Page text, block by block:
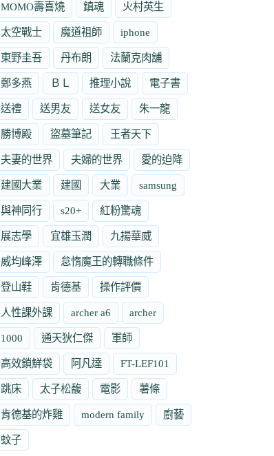
MOMO壽喜燒 鎮魂 火村英生
太空戰士 魔道祖師 iphone
東野圭吾 丹布朗 法蘭克肉舖
鄭多燕 ＢＬ 推理小說 電子書
送禮 送男友 送女友 朱一龍
勝博殿 盜墓筆記 王者天下
夫妻的世界 夫婦的世界 愛的迫降
建國大業 建國 大業 samsung
與神同行 s20+ 紅粉驚魂
展志學 宜雄玉潤 九揚華威
威均峰澤 怠惰魔王的轉職條件
登山鞋 肯德基 操作評價
人性課外課 archer a6 archer
1000 通天狄仁傑 軍師
高效鎖鮮袋 阿凡達 FT-LEF101
跳床 太子松馥 電影 薯條
肯德基的炸雞 modern family 廚藝
蚊子